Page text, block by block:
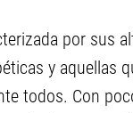
por sus
y aquellas
todos. Con